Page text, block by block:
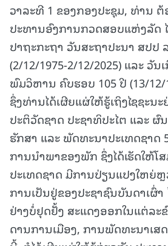
ວາລະທີ 1 ຂອງກອງປະຊຸມ, ທ່ານ
ປະທານອົງການກວດສອບແຫ່ງລັດ
ປາຖະກະຖາ ວັນສະຖາປະນາ ສປປ
(2/12/1975-2/12/2025) ແລະ ວັ
ພົມວິຫານ ຄົບຮອບ 105 ປີ (13/12/
ຊຶ່ງທ່ານໄດ້ເຜີຍແຜ່ໃຫ້ຮູ້ເຖິງໄຊຊະນ
ປະຕິວັດຊາດ ປະຊາທິປະໄຕ ແລະ
ຮັກສາ ແລະ ພັດທະນາປະເທດຊາດ
ການນໍາພາຂອງພັກ ຊຶ່ງໄດ້ເຮັດໃຫ້ໂ
ປະເທດຊາດ ມີການປ່ຽນແປງໃຫຍ່
ການເປັນຢູ່ຂອງປະຊາຊົນບັນດາເຜົ່
ຢ່າງບໍ່ຢຸດຢັ້ງ ສະແດງອອກໃນແຕ່ລະ
ດານການເມືອງ, ການພັດທະນາເ